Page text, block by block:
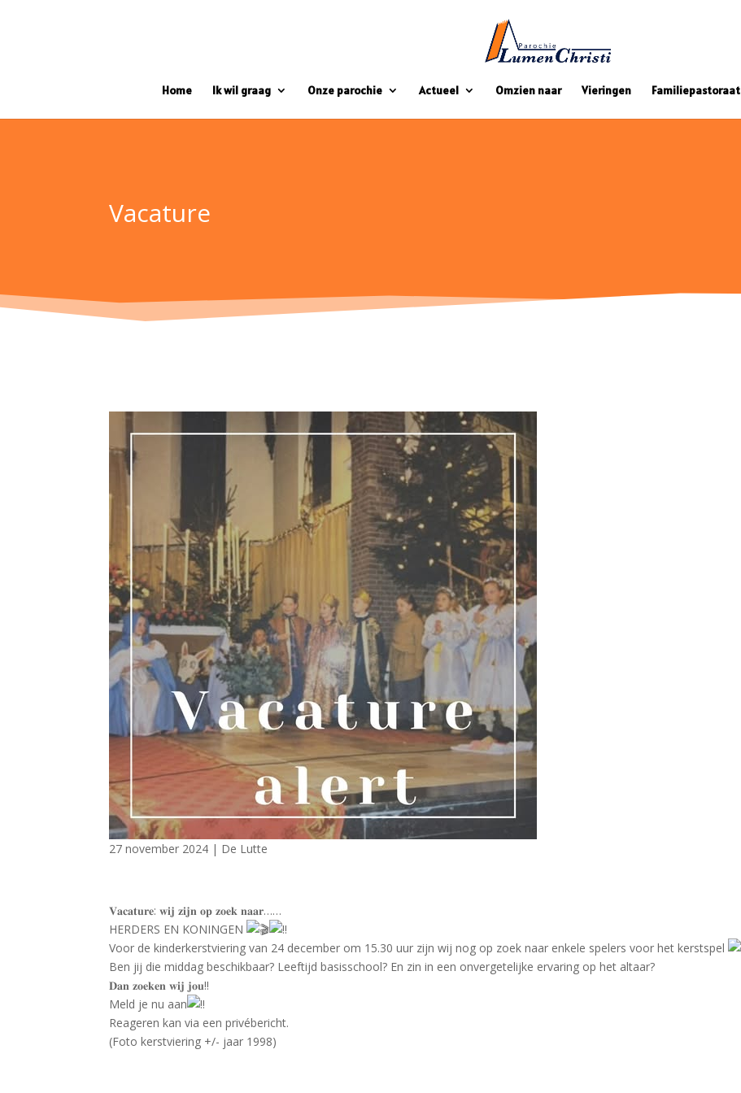
Home Ik wil graag Onze parochie Actueel Omzien naar Vieringen Familiepastoraat
Vacature
27 november 2024 | De Lutte
𝐕𝐚𝐜𝐚𝐭𝐮𝐫𝐞: 𝐰𝐢𝐣 𝐳𝐢𝐣𝐧 𝐨𝐩 𝐳𝐨𝐞𝐤 𝐧𝐚𝐚𝐫……
HERDERS EN KONINGEN
Voor de kinderkerstviering van 24 december om 15.30 uur zijn wij nog op zoek naar enkele spelers voor het kerstspel
Ben jij die middag beschikbaar? Leeftijd basisschool? En zin in een onvergetelijke ervaring op het altaar?
𝐃𝐚𝐧 𝐳𝐨𝐞𝐤𝐞𝐧 𝐰𝐢𝐣 𝐣𝐨𝐮!!
Meld je nu aan
Reageren kan via een privébericht.
(Foto kerstviering +/- jaar 1998)